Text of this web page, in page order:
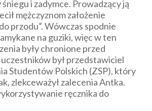
śniegu i zadymce. Prowadzący ją
mężczyznom założenie
przodu”. Wówczas spodnie
na guziki, więc w ten
były chronione przed
był przedstawiciel
Studentów Polskich (ZSP), który
zlekceważył zalecenia Antka.
ręcznika do